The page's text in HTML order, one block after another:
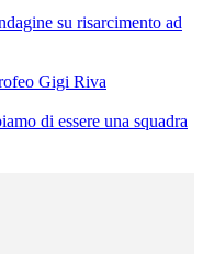
su risarcimento ad
Gigi Riva
di essere una squadra